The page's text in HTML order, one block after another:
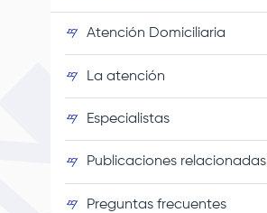
Atención Domiciliaria
La atención
Especialistas
Publicaciones relacionadas
Preguntas frecuentes